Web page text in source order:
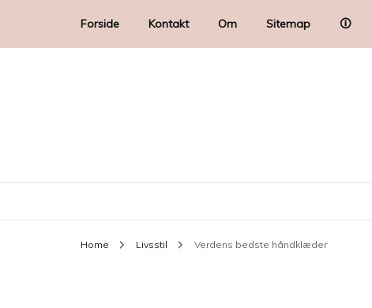
Forside Kontakt Om Sitemap 🛈
Home Livsstil Verdens bedste håndklæder